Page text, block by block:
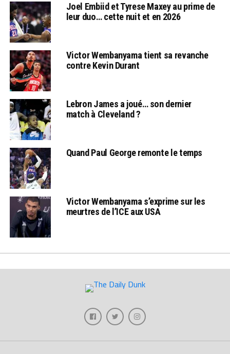
Joel Embiid et Tyrese Maxey au prime de
leur duo… cette nuit et en 2026
Victor Wembanyama tient sa revanche
contre Kevin Durant
Lebron James a joué… son dernier
match à Cleveland ?
Quand Paul George remonte le temps
Victor Wembanyama s’exprime sur les
meurtres de l’ICE aux USA